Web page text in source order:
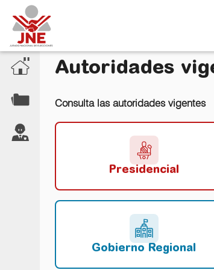
Autoridades
Consulta las autoridades vigentes
Presidencial
Gobierno Regional